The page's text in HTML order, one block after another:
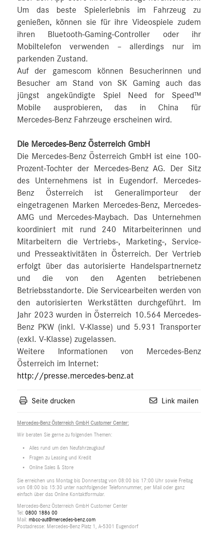
Um das beste Spielerlebnis im Fahrzeug zu
genießen, können sie für ihre Videospiele zudem
ihren Bluetooth-Gaming-Controller oder ihr
Mobiltelefon verwenden – allerdings nur im
parkenden Zustand.
Auf der gamescom können Besucherinnen und
Besucher am Stand von SK Gaming auch das
jüngst angekündigte Spiel Need for Speed™
Mobile ausprobieren, das in China für
Mercedes‑Benz Fahrzeuge erscheinen wird.
Die Mercedes-Benz Österreich GmbH
Die Mercedes-Benz Österreich GmbH ist eine 100-
Prozent-Tochter der Mercedes-Benz AG. Der Sitz
des Unternehmens ist in Eugendorf. Mercedes-
Benz Österreich ist Generalimporteur der
eingetragenen Marken Mercedes-Benz, Mercedes-
AMG und Mercedes-Maybach. Das Unternehmen
koordiniert mit rund 240 Mitarbeiterinnen und
Mitarbeitern die Vertriebs-, Marketing-, Service-
und Presseaktivitäten in Österreich. Der Vertrieb
erfolgt über das autorisierte Handelspartnernetz
und die von den Agenten betriebenen
Betriebsstandorte. Die Servicearbeiten werden von
den autorisierten Werkstätten durchgeführt. Im
Jahr 2023 wurden in Österreich 10.564 Mercedes-
Benz PKW (inkl. V-Klasse) und 5.931 Transporter
(exkl. V-Klasse) zugelassen.
Weitere Informationen von Mercedes-Benz
Österreich im Internet:
http://presse.mercedes-benz.at
Seite drucken Link mailen
Mercedes-Benz Österreich GmbH Customer Center:
Wir beraten Sie gerne zu folgenden Themen:
Alles rund um den Neufahrzeugkauf
Fragen zu Leasing und Kredit
Online Sales & Store
Sie erreichen uns Montag bis Donnerstag von 08:00 bis 17:00 Uhr sowie Freitag
von 08:00 bis 15:30 unter nachfolgender Telefonnummer, per Mail oder ganz
einfach über das Online Kontaktformular.
Mercedes-Benz Österreich GmbH Customer Center
Tel: 0800 1886 00
Mail: mbcc-aut@mercedes-benz.com
Postadresse: Mercedes-Benz Platz 1, A-5301 Eugendorf